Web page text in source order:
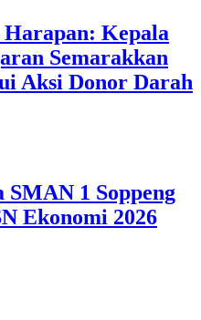
Harapan: Kepala
Semarakkan
Aksi Donor Darah
1 Soppeng
Ekonomi 2026